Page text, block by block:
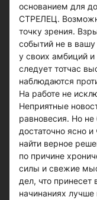
основанием для
СТРЕЛЕЦ.
точку зрения.
событий не в вашу
у своих амбиций
следует тотчас
наблюдаются
На работе не
Неприятные
равновесия. Но не
достаточно ясно
найти верное
по причине
силы и свежие
дел, что принесет
начинаниях